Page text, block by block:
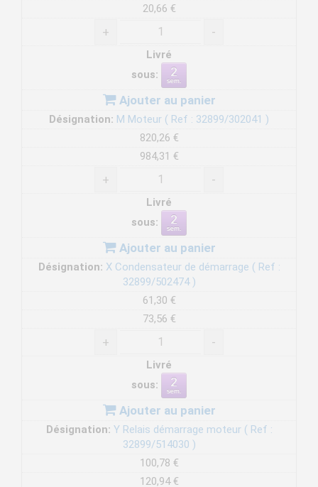
20,66 €
+ -
Livré
sous:
Ajouter au panier
Désignation: M Moteur ( Ref : 32899/302041 )
820,26 €
984,31 €
+ -
Livré
sous:
Ajouter au panier
Désignation: X Condensateur de démarrage ( Ref :
32899/502474 )
61,30 €
73,56 €
+ -
Livré
sous:
Ajouter au panier
Désignation: Y Relais démarrage moteur ( Ref :
32899/514030 )
100,78 €
120,94 €